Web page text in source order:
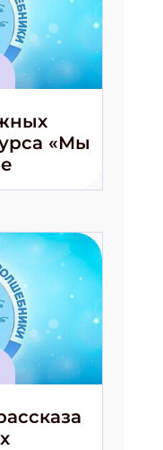
«Мы
журнал" в
ПОДПИСАТЬСЯ